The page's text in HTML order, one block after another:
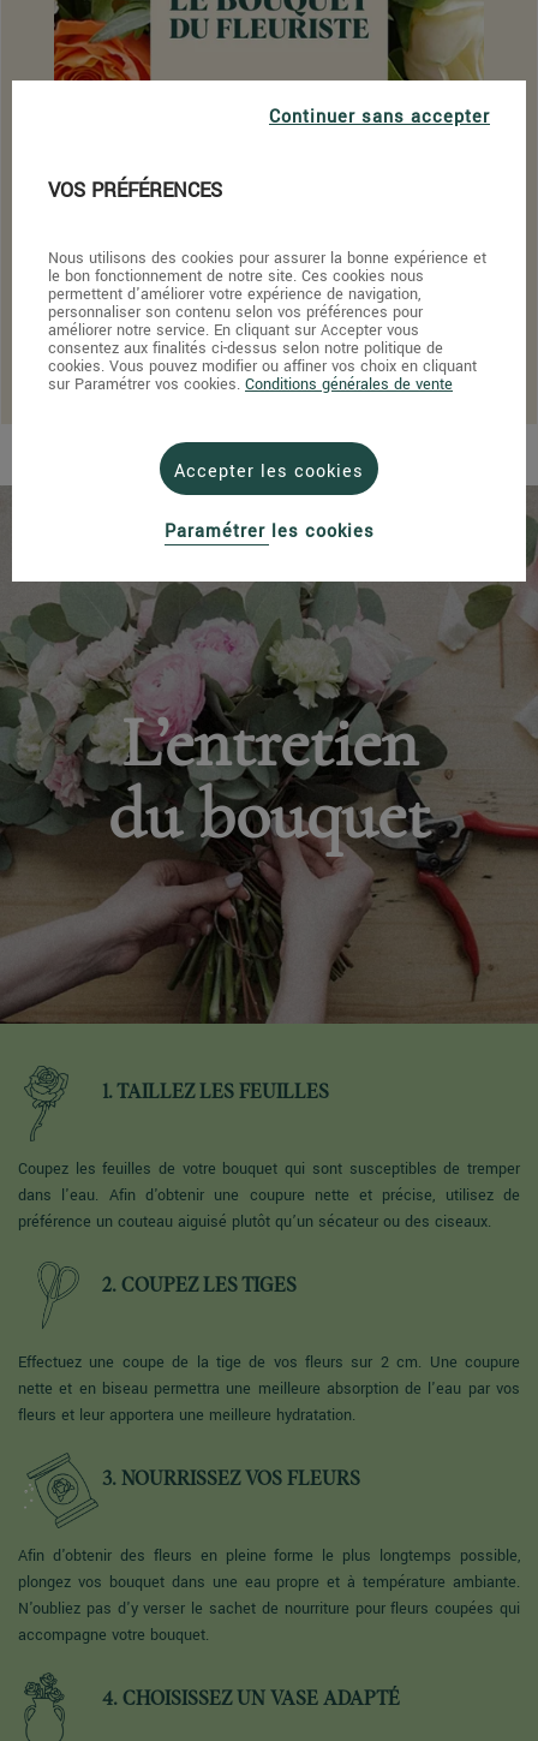
Bouquet de roses du fleuriste - coloré
À partir de34,90 €
L’entretien
du bouquet
1. TAILLEZ LES FEUILLES
Coupez les feuilles de votre bouquet qui sont susceptibles de tremper
dans l'eau. Afin d'obtenir une coupure nette et précise, utilisez de
préférence un couteau aiguisé plutôt qu’un sécateur ou des ciseaux.
2. COUPEZ LES TIGES
Effectuez une coupe de la tige de vos fleurs sur 2 cm. Une coupure
nette et en biseau permettra une meilleure absorption de l'eau par vos
fleurs et leur apportera une meilleure hydratation.
3. NOURRISSEZ VOS FLEURS
Afin d'obtenir des fleurs en pleine forme le plus longtemps possible,
plongez vos bouquet dans une eau propre et à température ambiante.
N'oubliez pas d'y verser le sachet de nourriture pour fleurs coupées qui
accompagne votre bouquet.
4. CHOISISSEZ UN VASE ADAPTÉ
Continuer sans accepter
VOS PRÉFÉRENCES
Nous utilisons des cookies pour assurer la bonne expérience et
le bon fonctionnement de notre site. Ces cookies nous
permettent d'améliorer votre expérience de navigation,
personnaliser son contenu selon vos préférences pour
améliorer notre service. En cliquant sur Accepter vous
consentez aux finalités ci-dessus selon notre politique de
cookies. Vous pouvez modifier ou affiner vos choix en cliquant
sur Paramétrer vos cookies. Conditions générales de vente
Accepter les cookies
Paramétrer les cookies